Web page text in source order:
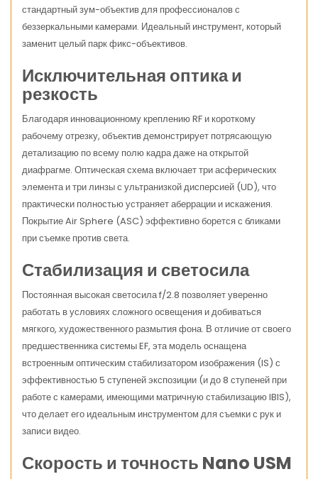
стандартный зум-объектив для профессионалов с
беззеркальными камерами. Идеальный инструмент, который
заменит целый парк фикс-объективов.
Исключительная оптика и
резкость
Благодаря инновационному креплению RF и короткому
рабочему отрезку, объектив демонстрирует потрясающую
детализацию по всему полю кадра даже на открытой
диафрагме. Оптическая схема включает три асферических
элемента и три линзы с ультранизкой дисперсией (UD), что
практически полностью устраняет аберрации и искажения.
Покрытие Air Sphere (ASC) эффективно борется с бликами
при съемке против света.
Стабилизация и светосила
Постоянная высокая светосила f/2.8 позволяет уверенно
работать в условиях сложного освещения и добиваться
мягкого, художественного размытия фона. В отличие от своего
предшественника системы EF, эта модель оснащена
встроенным оптическим стабилизатором изображения (IS) с
эффективностью 5 ступеней экспозиции (и до 8 ступеней при
работе с камерами, имеющими матричную стабилизацию IBIS),
что делает его идеальным инструментом для съемки с рук и
записи видео.
Скорость и точность Nano USM